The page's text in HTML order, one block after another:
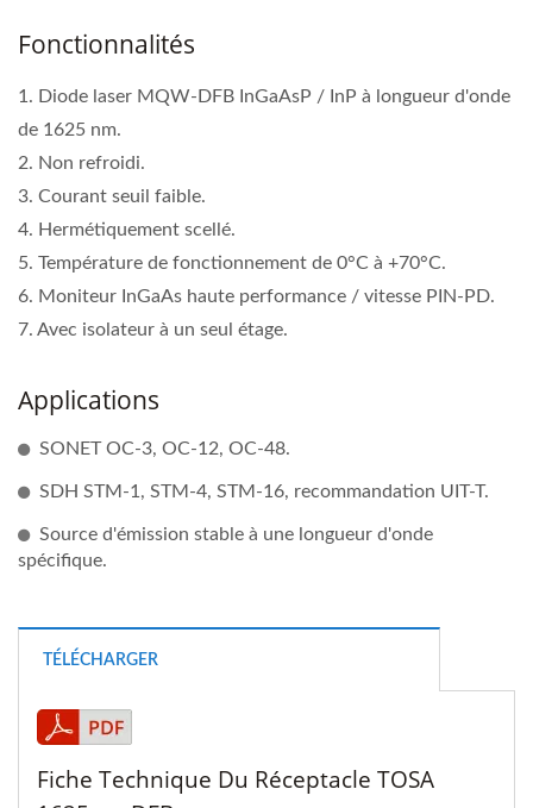
Fonctionnalités
1. Diode laser MQW-DFB InGaAsP / InP à longueur d'onde
de 1625 nm.
2. Non refroidi.
3. Courant seuil faible.
4. Hermétiquement scellé.
5. Température de fonctionnement de 0°C à +70°C.
6. Moniteur InGaAs haute performance / vitesse PIN-PD.
7. Avec isolateur à un seul étage.
Applications
SONET OC-3, OC-12, OC-48.
SDH STM-1, STM-4, STM-16, recommandation UIT-T.
Source d'émission stable à une longueur d'onde
spécifique.
TÉLÉCHARGER
Fiche Technique Du Réceptacle TOSA